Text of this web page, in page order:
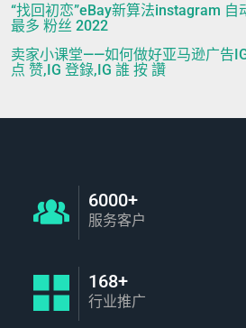
“找回初恋”eBay新算法instagram
最多 粉丝 2022
卖家小课堂——如何做好亚马逊广告
点 赞,IG 登錄,IG 誰 按 讚
6000+
服务客户
168+
行业推广